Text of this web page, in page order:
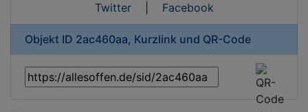
Twitter| Facebook
Objekt ID 2ac460aa, Kurzlink und QR-Code